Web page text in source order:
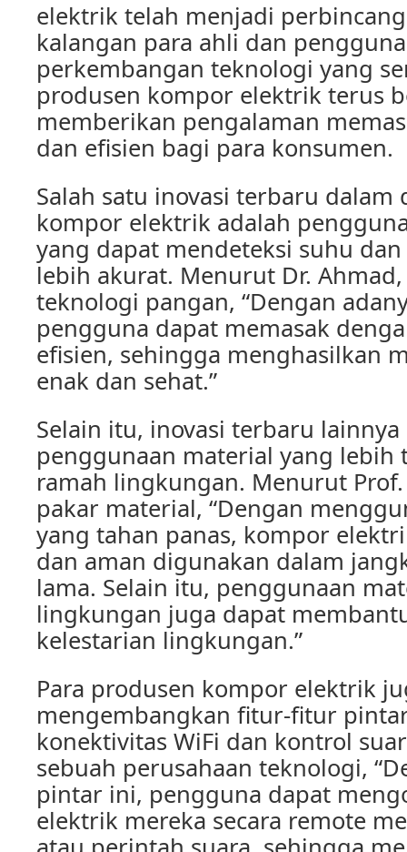
elektrik telah menjadi
kalangan para ahli dan
perkembangan teknologi yang
produsen kompor elektrik terus
memberikan pengalaman
dan efisien bagi para konsumen.
Salah satu inovasi terbaru
kompor elektrik adalah
yang dapat mendeteksi suhu
lebih akurat. Menurut Dr.
teknologi pangan, “Dengan
pengguna dapat memasak
efisien, sehingga menghasilkan
enak dan sehat.”
Selain itu, inovasi terbaru lainnya
penggunaan material yang lebih
ramah lingkungan. Menurut
pakar material, “Dengan
yang tahan panas, kompor
dan aman digunakan dalam
lama. Selain itu, penggunaan
lingkungan juga dapat
kelestarian lingkungan.”
Para produsen kompor elektrik
mengembangkan fitur-fitur
konektivitas WiFi dan kontrol
sebuah perusahaan teknologi,
pintar ini, pengguna dapat
elektrik mereka secara remote